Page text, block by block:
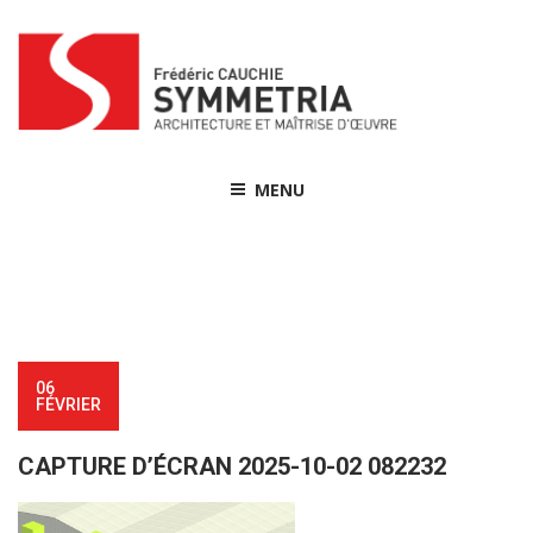
content
MENU
06
FÉVRIER
CAPTURE D’ÉCRAN 2025-10-02 082232